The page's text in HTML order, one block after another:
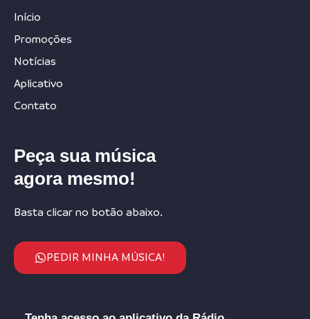
Início
Promoções
Notícias
Aplicativo
Contato
Peça sua música
agora mesmo!
Basta clicar no botão abaixo.
PEDIR MINHA MÚSICA!